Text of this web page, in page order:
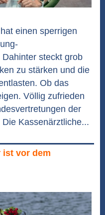
einen sperrigen
steckt grob
zu stärken und die
Ob das
Völlig zufrieden
der
Kassenärztliche...
ist vor dem